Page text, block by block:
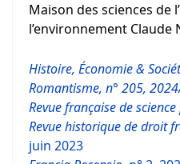
Maison des sciences de
l’environnement Claude
Histoire, Économie &
Romantisme, n° 205,
Revue française de
Revue historique de droit
juin 2023